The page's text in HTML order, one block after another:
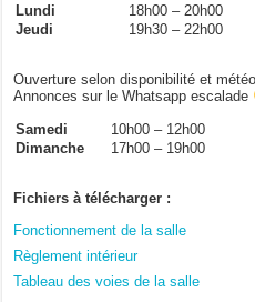
Lundi
18h00 – 20h00
Jeudi
19h30 – 22h00
Ouverture selon disponibilité et
Annonces sur le Whatsapp escalade
Samedi
10h00 – 12h00
Dimanche
17h00 – 19h00
Fichiers à télécharger :
Fonctionnement de la salle
Règlement intérieur
Tableau des voies de la salle